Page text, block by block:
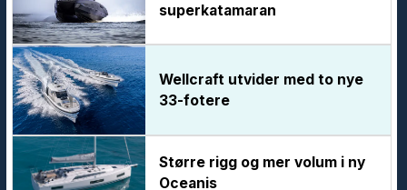
superkatamaran
Wellcraft utvider med to nye
33-fotere
Større rigg og mer volum i ny
Oceanis